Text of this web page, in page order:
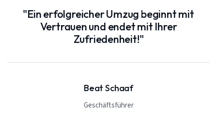
"Ein erfolgreicher Umzug beginnt mit
Vertrauen und endet mit Ihrer
Zufriedenheit!"
Beat Schaaf
Geschäftsführer